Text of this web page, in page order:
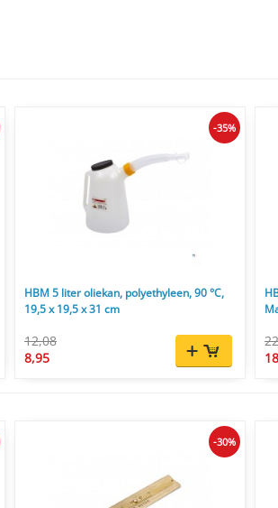
HBM 5 liter oliekan, polyethyleen, 90 °C,
19,5 x 19,5 x 31 cm
12,08
8,95
-35%
-30%